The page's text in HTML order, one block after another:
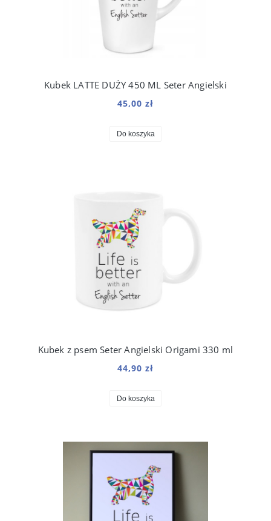
Kubek LATTE DUŻY 450 ML Seter Angielski
45,00 zł
Do koszyka
Kubek z psem Seter Angielski Origami 330 ml
44,90 zł
Do koszyka